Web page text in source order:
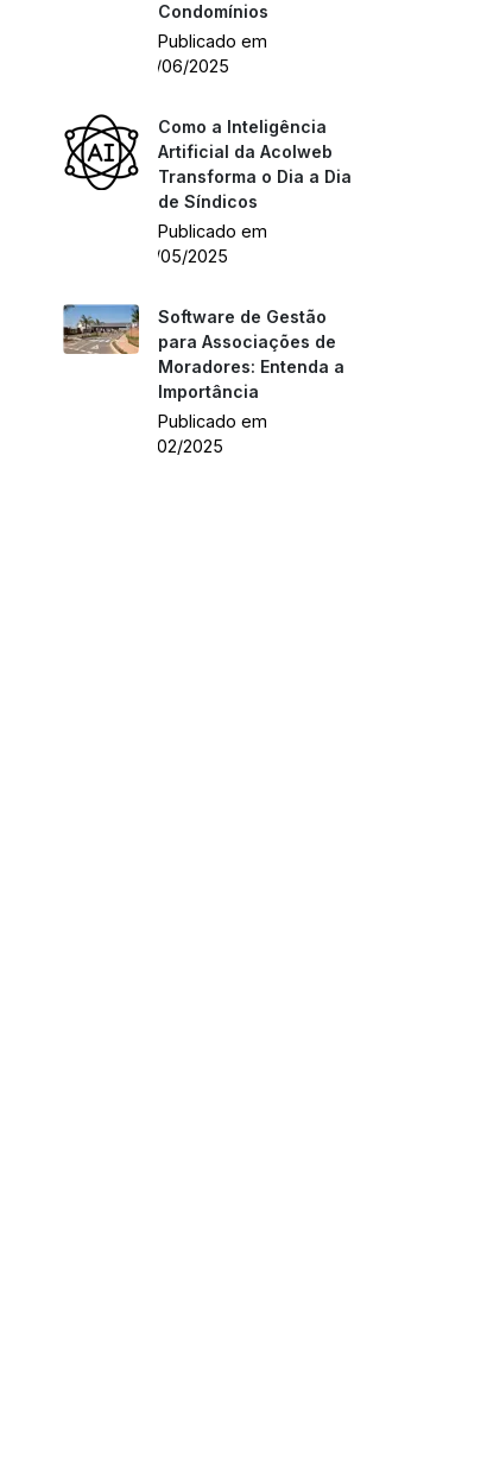
Condomínios
Publicado em
04/06/2025
Como a Inteligência
Artificial da Acolweb
Transforma o Dia a Dia
de Síndicos
Publicado em
27/05/2025
Software de Gestão
para Associações de
Moradores: Entenda a
Importância
Publicado em
14/02/2025